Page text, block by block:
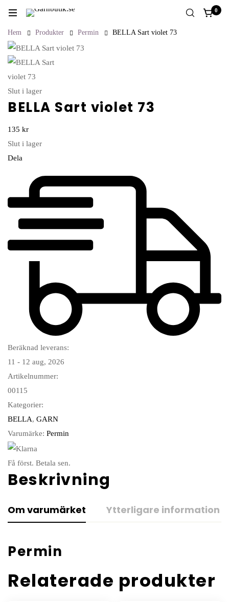
0
Hem Produkter Permin BELLA Sart violet 73
Slut i lager
BELLA Sart violet 73
135 kr
Slut i lager
Dela
Beräknad leverans:
11 - 12 aug, 2026
Artikelnummer:
00115
Kategorier:
BELLA, GARN
Varumärke: Permin
Få först. Betala sen.
Beskrivning
Om varumärket Ytterligare information
Permin
Relaterade produkter